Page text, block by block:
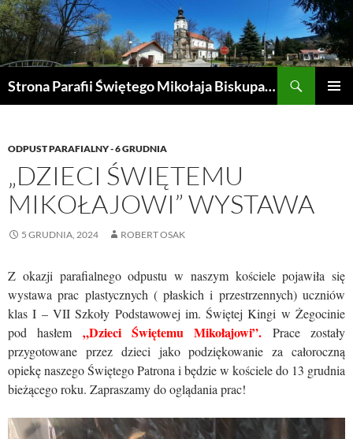
Przejdź
do
treści
Strona Parafii Świętego Mikołaja Biskupa w Żegocinie
ODPUST PARAFIALNY - 6 GRUDNIA
„DZIECI ŚWIĘTEMU
MIKOŁAJOWI” WYSTAWA
5 GRUDNIA, 2024 ROBERT OSAK
Z okazji parafialnego odpustu w naszym kościele pojawiła się
wystawa prac plastycznych ( płaskich i przestrzennych) uczniów
klas I – VII Szkoły Podstawowej im. Świętej Kingi w Żegocinie
pod hasłem „Dzieci Świętemu Mikołajowi”.
Prace zostały
przygotowane przez dzieci jako podziękowanie za całoroczną
opiekę naszego Świętego Patrona i będzie w kościele do 13 grudnia
bieżącego roku. Zapraszamy do oglądania prac!